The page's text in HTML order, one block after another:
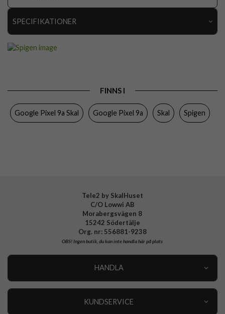
SPECIFIKATIONER
Färg Svart
FINNS I
Google Pixel 9a Skal Google Pixel 9a Skal Spigen
Tele2 by SkalHuset
C/O Lowwi AB
Morabergsvägen 8
15242 Södertälje
Org. nr: 556881-9238
OBS!Ingen butik, du kan inte handla här på plats
HANDLA
KUNDSERVICE